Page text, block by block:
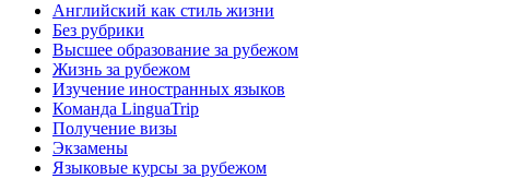
Английский как стиль жизни
Без рубрики
Высшее образование за рубежом
Жизнь за рубежом
Изучение иностранных языков
Команда LinguaTrip
Получение визы
Экзамены
Языковые курсы за рубежом